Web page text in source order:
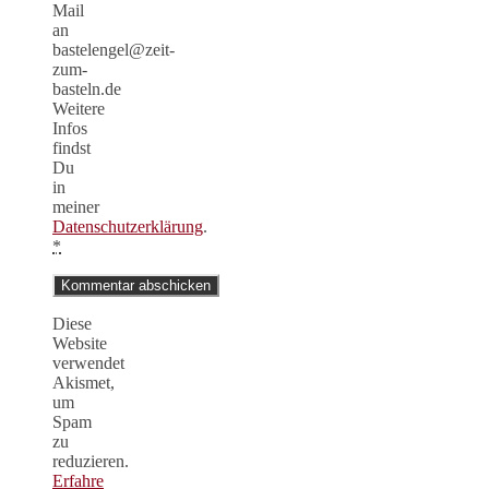
Mail
an
bastelengel@zeit-
zum-
basteln.de
Weitere
Infos
findst
Du
in
meiner
Datenschutzerklärung.
*
Diese
Website
verwendet
Akismet,
um
Spam
zu
reduzieren.
Erfahre